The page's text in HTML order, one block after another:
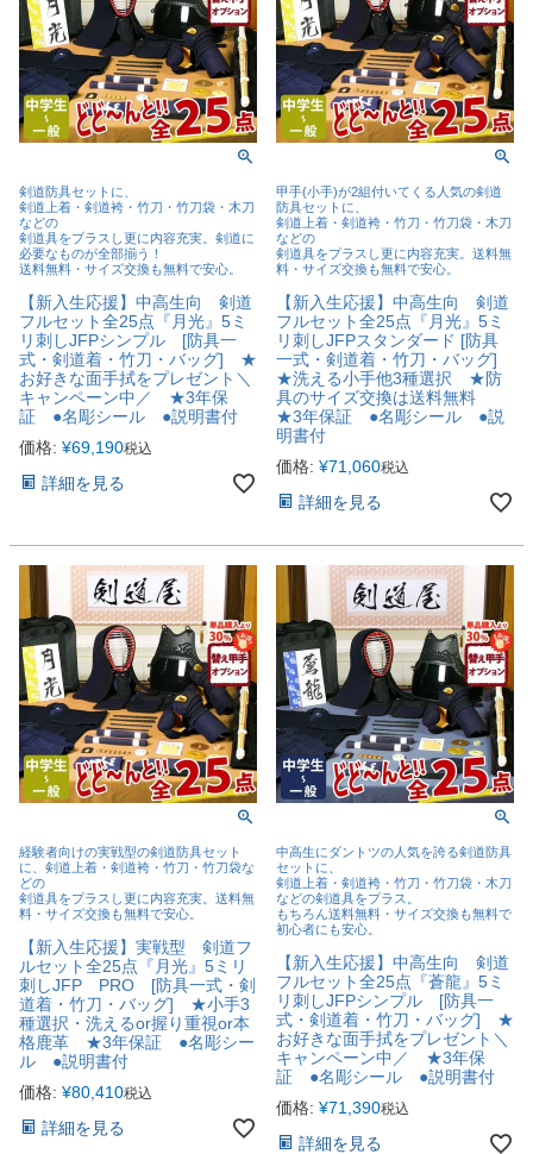
剣道防具セットに、
剣道上着・剣道袴・竹刀・竹刀袋・木刀
などの
剣道具をプラスし更に内容充実。剣道に
必要なものが全部揃う！
送料無料・サイズ交換も無料で安心。
【新入生応援】中高生向 剣道
フルセット全25点『月光』5ミ
リ刺しJFPシンプル [防具一
式・剣道着・竹刀・バッグ] ★
お好きな面手拭をプレゼント＼
キャンペーン中／ ★3年保
証 ●名彫シール ●説明書付
価格: ¥69,190税込
詳細を見る
甲手(小手)が2組付いてくる人気の剣道
防具セットに、
剣道上着・剣道袴・竹刀・竹刀袋・木刀
などの
剣道具をプラスし更に内容充実。送料無
料・サイズ交換も無料で安心。
【新入生応援】中高生向 剣道
フルセット全25点『月光』5ミ
リ刺しJFPスタンダード [防具
一式・剣道着・竹刀・バッグ]
★洗える小手他3種選択 ★防
具のサイズ交換は送料無料
★3年保証 ●名彫シール ●説
明書付
価格: ¥71,060税込
詳細を見る
経験者向けの実戦型の剣道防具セット
に、剣道上着・剣道袴・竹刀・竹刀袋な
どの
剣道具をプラスし更に内容充実。送料無
料・サイズ交換も無料で安心。
【新入生応援】実戦型 剣道フ
ルセット全25点『月光』5ミリ
刺しJFP PRO [防具一式・剣
道着・竹刀・バッグ] ★小手3
種選択・洗えるor握り重視or本
格鹿革 ★3年保証 ●名彫シー
ル ●説明書付
価格: ¥80,410税込
詳細を見る
中高生にダントツの人気を誇る剣道防具
セットに、
剣道上着・剣道袴・竹刀・竹刀袋・木刀
などの剣道具をプラス。
もちろん送料無料・サイズ交換も無料で
初心者にも安心。
【新入生応援】中高生向 剣道
フルセット全25点『蒼龍』5ミ
リ刺しJFPシンプル [防具一
式・剣道着・竹刀・バッグ] ★
お好きな面手拭をプレゼント＼
キャンペーン中／ ★3年保
証 ●名彫シール ●説明書付
価格: ¥71,390税込
詳細を見る